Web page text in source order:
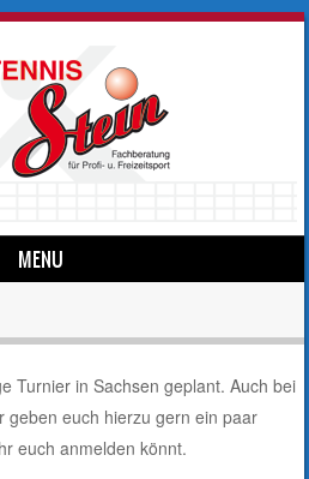
MENU
Turnier in Sachsen geplant. Auch bei
geben euch hierzu gern ein paar
euch anmelden könnt.